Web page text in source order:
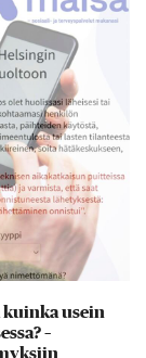
usein
–